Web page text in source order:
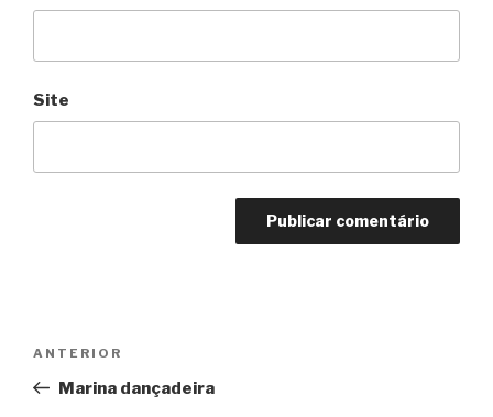
Site
Post
Anterior
ANTERIOR
Marina dançadeira